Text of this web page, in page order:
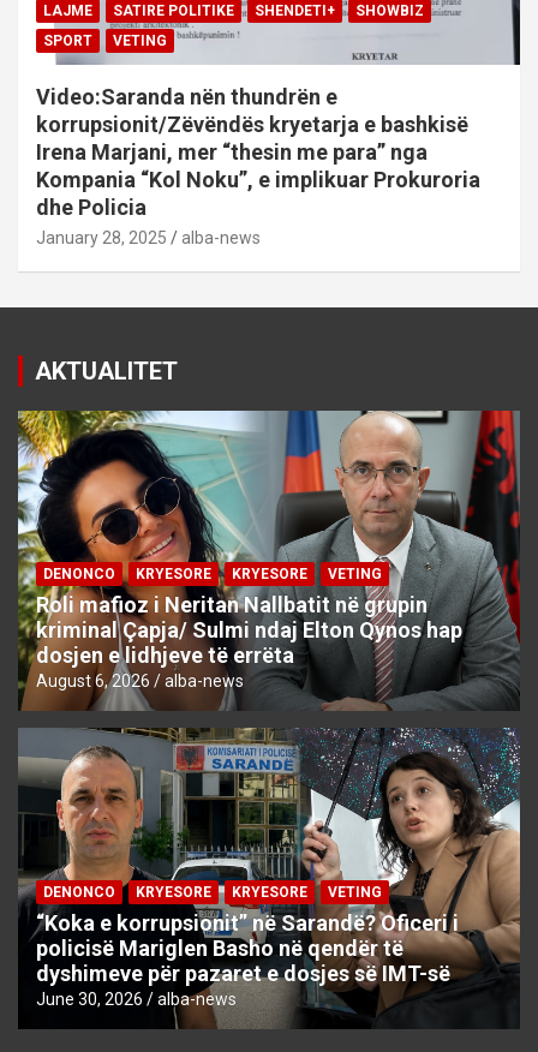
LAJME
SATIRE POLITIKE SHENDETI+
SHOWBIZ
SPORT
VETING
Video:Saranda nën thundrën e
korrupsionit/Zëvëndës kryetarja e bashkisë
Irena Marjani, mer “thesin me para” nga
Kompania “Kol Noku”, e implikuar Prokuroria
dhe Policia
January 28, 2025 alba-news
AKTUALITET
DENONCO KRYESORE KRYESORE VETING
Roli mafioz i Neritan Nallbatit në grupin
kriminal Çapja/ Sulmi ndaj Elton Qynos hap
dosjen e lidhjeve të errëta
August 6, 2026 alba-news
DENONCO KRYESORE KRYESORE VETING
“Koka e korrupsionit” në Sarandë? Oficeri i
policisë Mariglen Basho në qendër të
dyshimeve për pazaret e dosjes së IMT-së
June 30, 2026 alba-news